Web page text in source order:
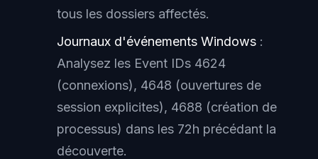
tous les dossiers affectés.
Journaux d'événements Windows :
Analysez les Event IDs 4624
(connexions), 4648 (ouvertures de
session explicites), 4688 (création de
processus) dans les 72h précédant la
découverte.